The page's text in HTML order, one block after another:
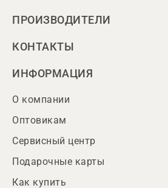
ПРОИЗВОДИТЕЛИ
КОНТАКТЫ
ИНФОРМАЦИЯ
О компании
Оптовикам
Сервисный центр
Подарочные карты
Как купить